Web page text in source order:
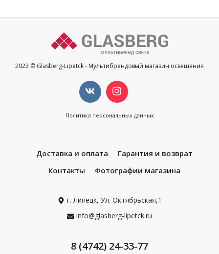
2023 © Glasberg-Lipetck - Мультибрендовый магазин освещения
Политика персональных данных
Доставка и оплата
Гарантия и возврат
Контакты
Фотографии магазина
г. Липецк, Ул. Октябрьская,1
info@glasberg-lipetck.ru
8 (4742) 24-33-77